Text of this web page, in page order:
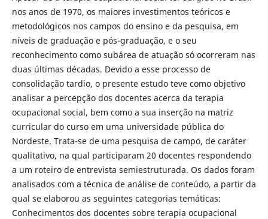
nos anos de 1970, os maiores investimentos teóricos e
metodológicos nos campos do ensino e da pesquisa, em
níveis de graduação e pós-graduação, e o seu
reconhecimento como subárea de atuação só ocorreram nas
duas últimas décadas. Devido a esse processo de
consolidação tardio, o presente estudo teve como objetivo
analisar a percepção dos docentes acerca da terapia
ocupacional social, bem como a sua inserção na matriz
curricular do curso em uma universidade pública do
Nordeste. Trata-se de uma pesquisa de campo, de caráter
qualitativo, na qual participaram 20 docentes respondendo
a um roteiro de entrevista semiestruturada. Os dados foram
analisados com a técnica de análise de conteúdo, a partir da
qual se elaborou as seguintes categorias temáticas:
Conhecimentos dos docentes sobre terapia ocupacional